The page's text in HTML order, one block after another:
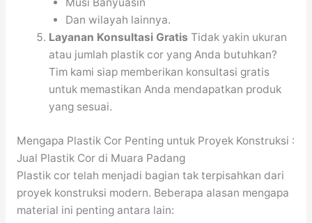
Musi Banyuasin
Dan wilayah lainnya.
Layanan Konsultasi Gratis Tidak yakin ukuran
atau jumlah plastik cor yang Anda butuhkan?
Tim kami siap memberikan konsultasi gratis
untuk memastikan Anda mendapatkan produk
yang sesuai.
Mengapa Plastik Cor Penting untuk Proyek Konstruksi :
Jual Plastik Cor di Muara Padang
Plastik cor telah menjadi bagian tak terpisahkan dari
proyek konstruksi modern. Beberapa alasan mengapa
material ini penting antara lain: